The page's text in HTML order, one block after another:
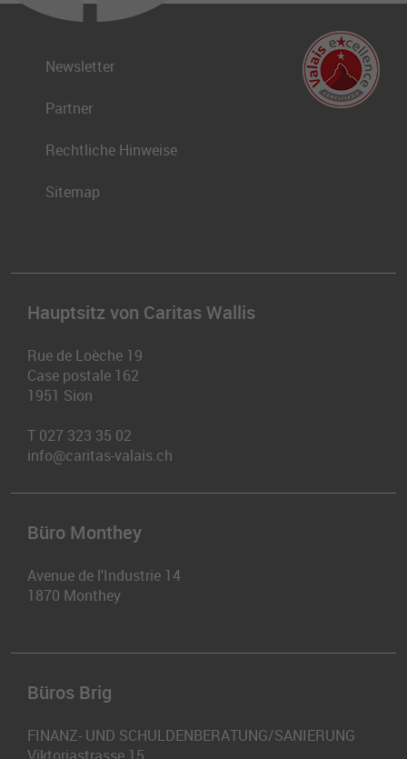
Newsletter
Partner
Rechtliche Hinweise
Sitemap
Hauptsitz von Caritas Wallis
Rue de Loèche 19
Case postale 162
1951 Sion
T 027 323 35 02
info@caritas-valais.ch
Büro Monthey
Avenue de l'Industrie 14
1870 Monthey
Büros Brig
FINANZ- UND SCHULDENBERATUNG/SANIERUNG